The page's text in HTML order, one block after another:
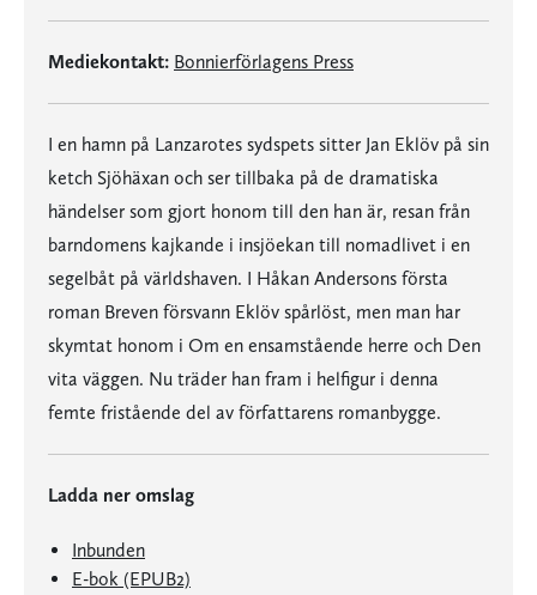
Mediekontakt: Bonnierförlagens Press
I en hamn på Lanzarotes sydspets sitter Jan Eklöv på sin
ketch Sjöhäxan och ser tillbaka på de dramatiska
händelser som gjort honom till den han är, resan från
barndomens kajkande i insjöekan till nomadlivet i en
segelbåt på världshaven. I Håkan Andersons första
roman Breven försvann Eklöv spårlöst, men man har
skymtat honom i Om en ensamstående herre och Den
vita väggen. Nu träder han fram i helfigur i denna
femte fristående del av författarens romanbygge.
Ladda ner omslag
Inbunden
E-bok (EPUB2)